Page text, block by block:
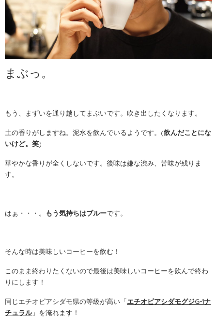
まぶっ。
もう、まずいを通り越してまぶいです。吹き出したくなります。
土の香りがしますね。泥水を飲んでいるようです。(飲んだことにな
いけど。笑)
華やかな香りが全くしないです。後味は嫌な渋み、苦味が残りま
す。
はぁ・・・。 もう気持ちはブルーです。
そんな時は美味しいコーヒーを飲む！
このまま終わりたくないので最後は美味しいコーヒーを飲んで終わ
りにします！
同じエチオピアシダモ県の等級が高い「エチオピアシダモグジG-1ナ
チュラル」を淹れます！